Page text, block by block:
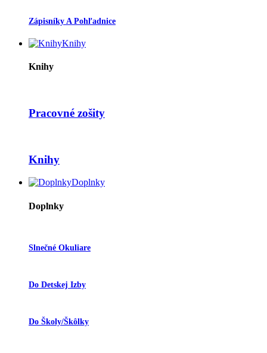
Zápisníky A Pohľadnice
Knihy
Knihy
Pracovné zošity
Knihy
Doplnky
Doplnky
Slnečné Okuliare
Do Detskej Izby
Do Školy/škôlky